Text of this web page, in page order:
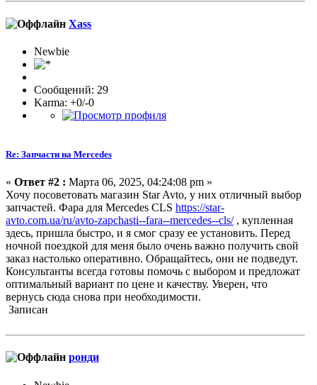
Xass
Newbie
Сообщений: 29
Karma: +0/-0
Re: Запчасти на Mercedes
« Ответ #2 : Марта 06, 2025, 04:24:08 pm »
Хочу посоветовать магазин Star Avto, у них отличный выбор
запчастей. Фара для Mercedes CLS https://star-
avto.com.ua/ru/avto-zapchasti--fara--mercedes--cls/, купленная
здесь, пришла быстро, и я смог сразу ее установить. Перед
ночной поездкой для меня было очень важно получить свой
заказ настолько оперативно. Обращайтесь, они не подведут.
Консультанты всегда готовы помочь с выбором и предложат
оптимальный вариант по цене и качеству. Уверен, что
вернусь сюда снова при необходимости.
Записан
ронди